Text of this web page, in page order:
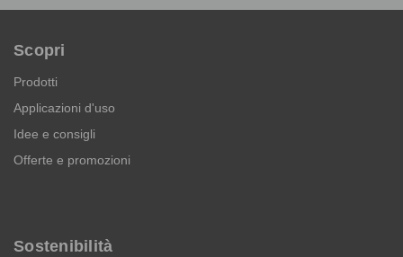
Scopri
Prodotti
Applicazioni d'uso
Idee e consigli
Offerte e promozioni
Sostenibilità